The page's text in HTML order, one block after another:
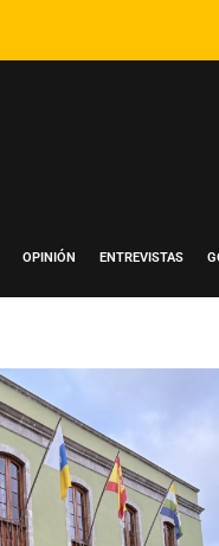
OPINIÓN ENTREVISTAS